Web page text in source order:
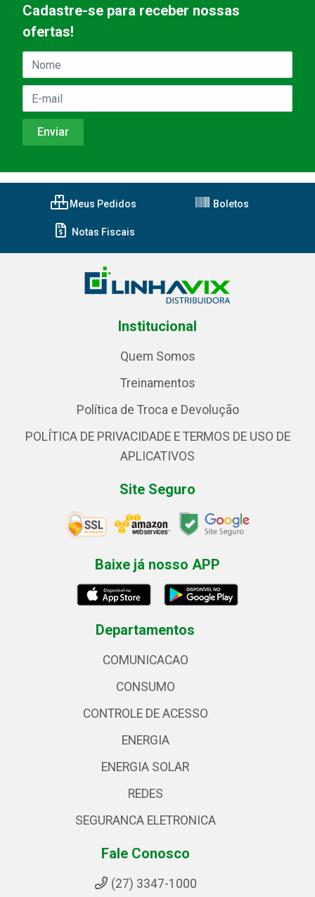
Cadastre-se para receber nossas
ofertas!
Meus Pedidos Boletos
Notas Fiscais
Institucional
Quem Somos
Treinamentos
Política de Troca e Devolução
POLÍTICA DE PRIVACIDADE E TERMOS DE USO DE
APLICATIVOS
Site Seguro
Baixe já nosso APP
Departamentos
COMUNICACAO
CONSUMO
CONTROLE DE ACESSO
ENERGIA
ENERGIA SOLAR
REDES
SEGURANCA ELETRONICA
Fale Conosco
(27) 3347-1000